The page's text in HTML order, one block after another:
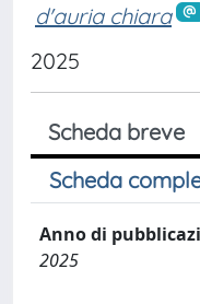
d'auria chiara
2025
Scheda breve
Scheda
Anno di
2025